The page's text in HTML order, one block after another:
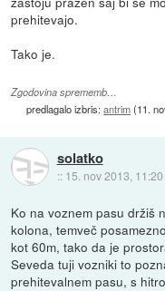
prehitevajo.
Tako je.
Zgodovina sprememb…
predlagalo izbris:antrim(11.
solatko
:: 15. nov 2013, 11:20
Ko na voznem pasu držiš
kolona, temveč
kot 60m, tako da je
Seveda tuji vozniki to
prehitevalnem pasu, s